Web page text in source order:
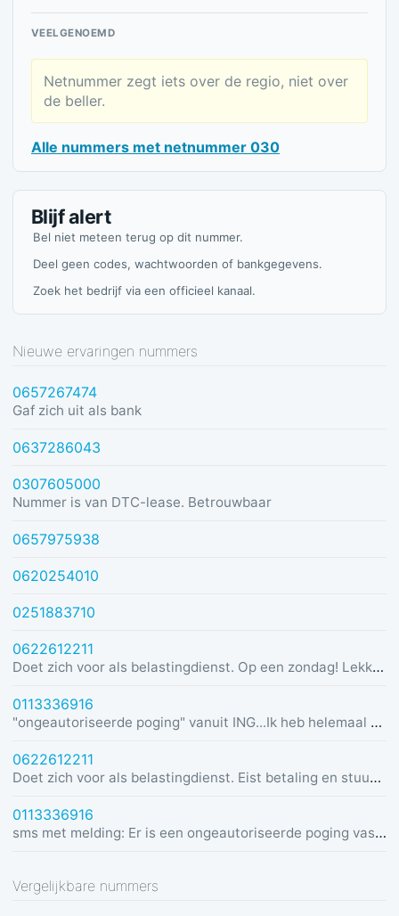
VEELGENOEMD
Netnummer zegt iets over de regio, niet over
de beller.
Alle nummers met netnummer 030
Blijf alert
Bel niet meteen terug op dit nummer.
Deel geen codes, wachtwoorden of bankgegevens.
Zoek het bedrijf via een officieel kanaal.
Nieuwe ervaringen nummers
0657267474
Gaf zich uit als bank
0637286043
0307605000
Nummer is van DTC-lease. Betrouwbaar
0657975938
0620254010
0251883710
0622612211
Doet zich voor als belastingdienst. Op een zondag! Lekker dom
0113336916
"ongeautoriseerde poging" vanuit ING...Ik heb helemaal geen rekening bij ING :)
0622612211
Doet zich voor als belastingdienst. Eist betaling en stuurt link in bericht met dreiging van beslaglegging.
0113336916
sms met melding: Er is een ongeautoriseerde poging vastgesteld vanuit Duitsland was u dit niet? Bel de alarmlijn op 0113336916
Vergelijkbare nummers